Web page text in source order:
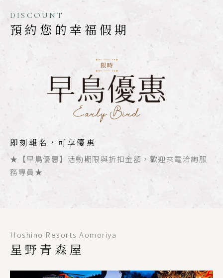
DISCOUNT
預約您的幸福假期
即刻報名，可享優惠
★【早鳥優惠】活動期限與折扣金額，歡迎來電洽詢服
務專員★
Hoshino Resorts Aomoriya
星野青森屋